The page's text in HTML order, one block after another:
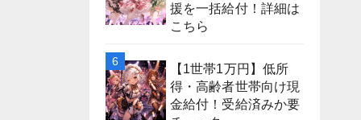
援を一括給付！詳細は
こちら
【1世帯1万円】低所
得・高齢者世帯向け現
金給付！受給済みか要